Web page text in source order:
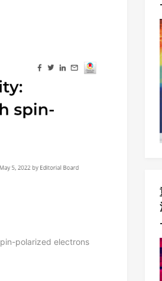
polarized electrons